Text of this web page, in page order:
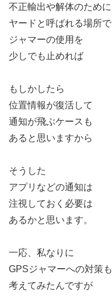
不正輸出や解体のために
ヤードと呼ばれる場所で
ジャマーの使用を
少しでも止めれば
もしかしたら
位置情報が復活して
通知が飛ぶケースも
あると思いますから
そうした
アプリなどの通知は
注視しておく必要は
あるかと思います。
一応、私なりに
GPSジャマーへの対策も
考えてみたんですが